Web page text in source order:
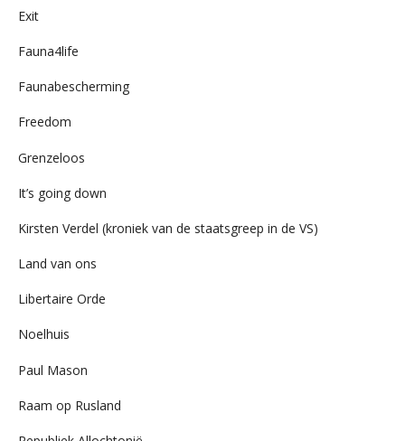
Exit
Fauna4life
Faunabescherming
Freedom
Grenzeloos
It’s going down
Kirsten Verdel (kroniek van de staatsgreep in de VS)
Land van ons
Libertaire Orde
Noelhuis
Paul Mason
Raam op Rusland